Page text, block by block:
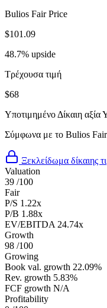
Bulios Fair Price
$101.09
48.7% upside
Τρέχουσα τιμή
$68
Υποτιμημένο Δίκαιη αξία
Σύμφωνα με το Bulios Fair
Ξεκλείδωμα δίκαιης
Valuation
39 /100
Fair
P/S 1.22x
P/B 1.88x
EV/EBITDA 24.74x
Growth
98 /100
Growing
Book val. growth 22.09%
Rev. growth 5.83%
FCF growth N/A
Profitability